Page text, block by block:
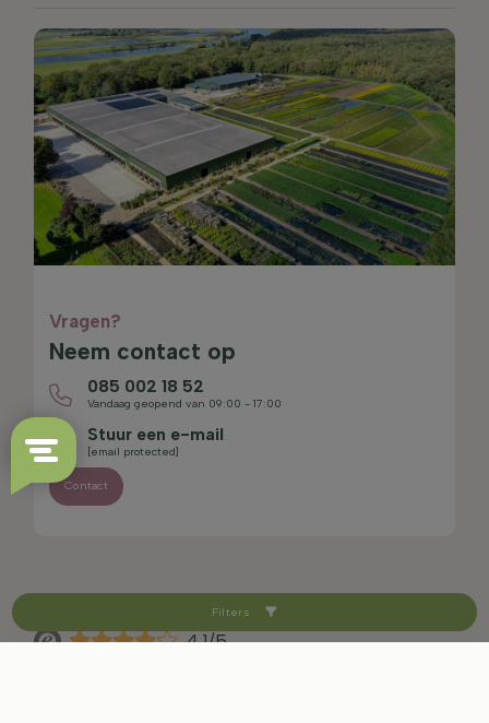
Filters
Vragen?
Neem contact op
085 002 18 52
Vandaag geopend van 09:00 - 17:00
Stuur een e-mail
[email protected]
Contact
4.1/5